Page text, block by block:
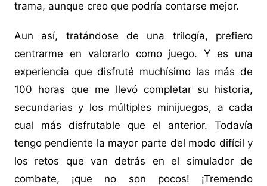
trama, aunque creo que podría contarse mejor.
Aun así, tratándose de una trilogía, prefiero
centrarme en valorarlo como juego. Y es una
experiencia que disfruté muchísimo las más de
100 horas que me llevó completar su historia,
secundarias y los múltiples minijuegos, a cada
cual más disfrutable que el anterior. Todavía
tengo pendiente la mayor parte del modo difícil y
los retos que van detrás en el simulador de
combate, ¡que no son pocos! ¡Tremendo